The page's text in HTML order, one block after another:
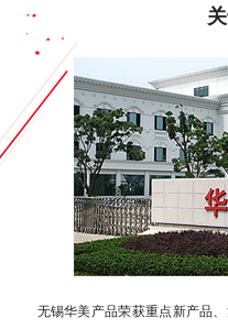
无锡华美产品荣获重点新产品